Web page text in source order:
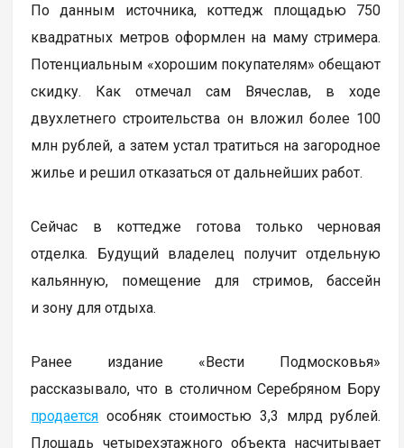
По данным источника, коттедж площадью 750
квадратных метров оформлен на маму стримера.
Потенциальным «хорошим покупателям» обещают
скидку. Как отмечал сам Вячеслав, в ходе
двухлетнего строительства он вложил более 100
млн рублей, а затем устал тратиться на загородное
жилье и решил отказаться от дальнейших работ.
Сейчас в коттедже готова только черновая
отделка. Будущий владелец получит отдельную
кальянную, помещение для стримов, бассейн
и зону для отдыха.
Ранее издание «Вести Подмосковья»
рассказывало, что в столичном Серебряном Бору
продается особняк стоимостью 3,3 млрд рублей.
Площадь четырехэтажного объекта насчитывает